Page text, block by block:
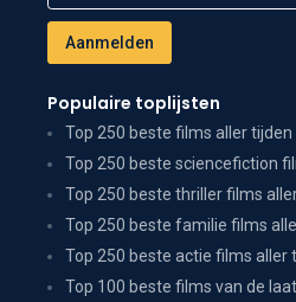
Populaire toplijsten
Top 250 beste films aller tijden
Top 250 beste sciencefiction
Top 250 beste thriller films
Top 250 beste familie films
Top 250 beste actie films aller
Top 100 beste films van de